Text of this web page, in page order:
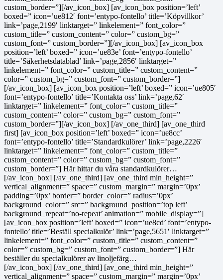
custom_border=”][/av_icon_box] [av_icon_box position=’left’
boxed=” icon=’ue812′ font=’entypo-fontello’ title=’Köpvillkor’
link=’page,2199′ linktarget=” linkelement=” font_color=”
custom_title=” custom_content=” color=” custom_bg=”
custom_font=” custom_border=”][/av_icon_box] [av_icon_box
position=’left’ boxed=” icon=’ue83e’ font=’entypo-fontello’
title=’Säkerhetsdatablad’ link=’page,2856′ linktarget=”
linkelement=” font_color=” custom_title=” custom_content=”
color=” custom_bg=” custom_font=” custom_border=”]
[/av_icon_box] [av_icon_box position=’left’ boxed=” icon=’ue805′
font=’entypo-fontello’ title=’Kontakta oss’ link=’page,62′
linktarget=” linkelement=” font_color=” custom_title=”
custom_content=” color=” custom_bg=” custom_font=”
custom_border=”][/av_icon_box] [/av_one_third] [av_one_third
first] [av_icon_box position=’left’ boxed=” icon=’ue8cc’
font=’entypo-fontello’ title=’Standardkulörer’ link=’page,2226′
linktarget=” linkelement=” font_color=” custom_title=”
custom_content=” color=” custom_bg=” custom_font=”
custom_border=”] Här hittar du våra standardkulörer…
[/av_icon_box] [/av_one_third] [av_one_third min_height=”
vertical_alignment=” space=” custom_margin=” margin=’0px’
padding=’0px’ border=” border_color=” radius=’0px’
background_color=” src=” background_position=’top left’
background_repeat=’no-repeat’ animation=” mobile_display=”]
[av_icon_box position=’left’ boxed=” icon=’ue8cd’ font=’entypo-
fontello’ title=’Beställ specialkulör’ link=’page,5651′ linktarget=”
linkelement=” font_color=” custom_title=” custom_content=”
color=” custom_bg=” custom_font=” custom_border=”] Här
beställer du specialkulörer av linoljefärg…
[/av_icon_box] [/av_one_third] [av_one_third min_height=”
vertical_alignment=” space=” custom_margin=” margin=’0px’